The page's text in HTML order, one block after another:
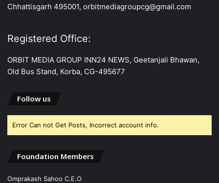
Chhattisgarh 495001, orbitmediagroupcg@gmail.com
Registered Office:
ORBIT MEDIA GROUP INN24 NEWS, Geetanjali Bhawan,
Old Bus Stand, Korba, CG-495677
Follow us
Error Can not Get Posts, Incorrect account info.
Foundation Members
Omprakash Sahoo C.E.O